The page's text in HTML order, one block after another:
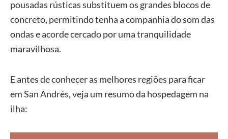
pousadas rústicas substituem os grandes blocos de
concreto, permitindo tenha a companhia do som das
ondas e acorde cercado por uma tranquilidade
maravilhosa.
E antes de conhecer as melhores regiões para ficar
em San Andrés, veja um resumo da hospedagem na
ilha: